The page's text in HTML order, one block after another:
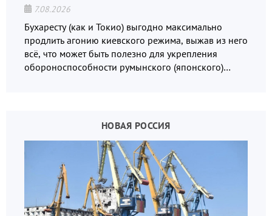
7.08.2026
Бухаресту (как и Токио) выгодно максимально
продлить агонию киевского режима, выжав из него
всё, что может быть полезно для укрепления
обороноспособности румынского (японского)
НОВАЯ РОССИЯ